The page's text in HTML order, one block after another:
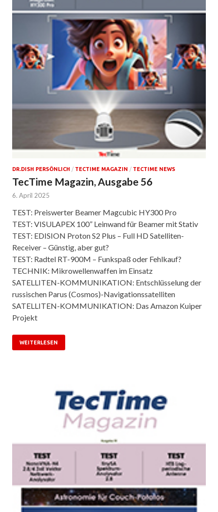
DR.DISH PERSÖNLICH / TECTIME MAGAZIN / TECTIME NEWS
TecTime Magazin, Ausgabe 56
6. April 2025
TEST: Preiswerter Beamer Magcubic HY300 Pro
TEST: VISULAPEX 100” Leinwand für Beamer mit Stativ
TEST: EDISION Proton S2 Plus – Full HD Satelliten-
Receiver – Günstig, aber gut?
TEST: Radtel RT-900M – Funkspaß oder Fehlkauf?
TECHNIK: Mikrowellenwaffen im Einsatz
SATELLITEN-KOMMUNIKATION: Entschlüsselung der
russischen Parus (Cosmos)-Navigationssatelliten
SATELLITEN-KOMMUNIKATION: Das Amazon Kuiper
Projekt
WEITERLESEN